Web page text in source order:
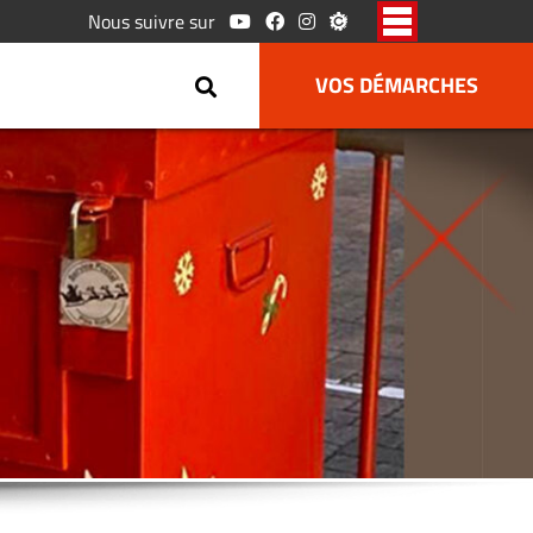
Nous suivre sur
VOS DÉMARCHES